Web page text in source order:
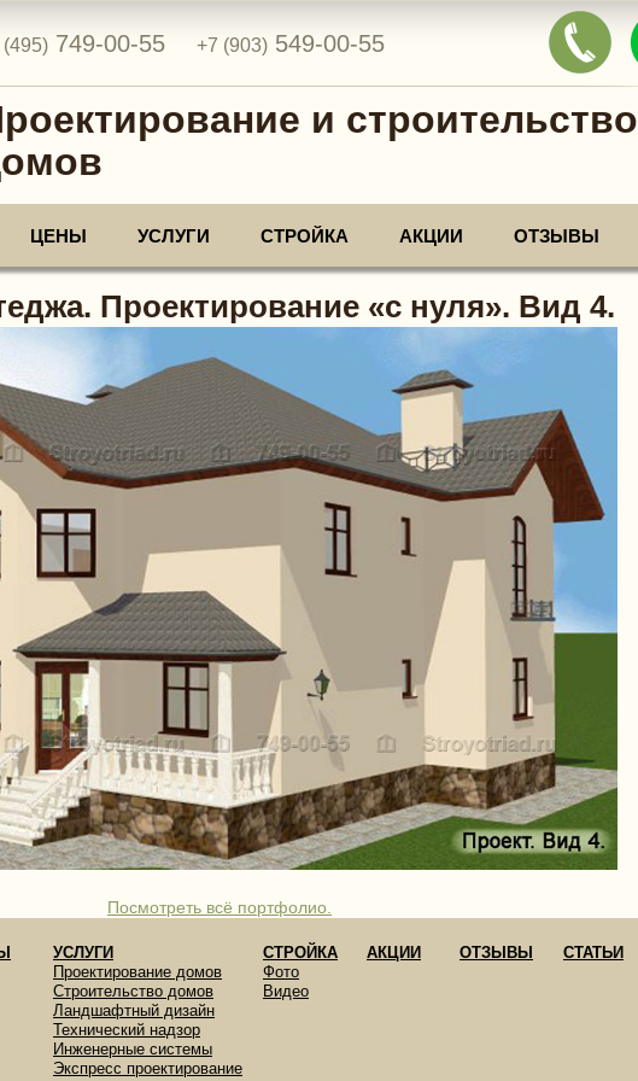
и строительство
(495)749-00-55 +7 (903)549-00-55
ЦЕНЫ УСЛУГИ СТРОЙКА АКЦИИ ОТЗЫВЫ
Проектирование «с нуля». Вид 4.
Посмотреть всё портфолио.
УСЛУГИ
Проектирование домов
Строительство домов
Ландшафтный дизайн
Технический надзор
Инженерные системы
Экспресс проектирование
СТРОЙКА
Фото
Видео
АКЦИИ ОТЗЫВЫ СТАТЬИ